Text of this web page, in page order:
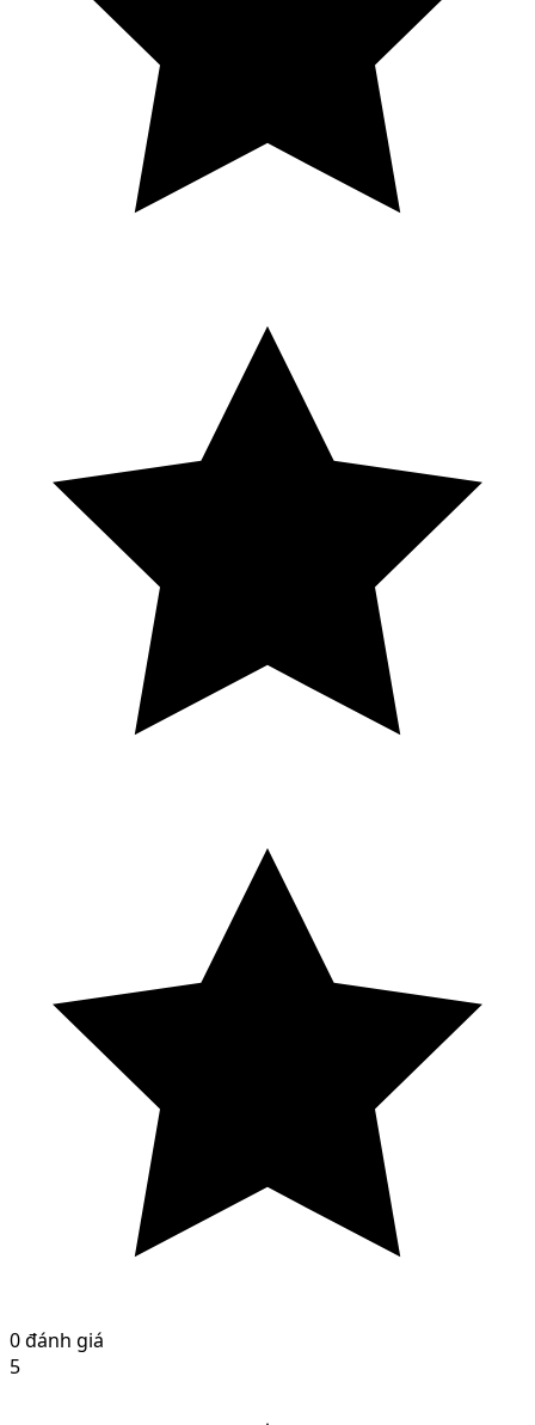
0 đánh giá
5